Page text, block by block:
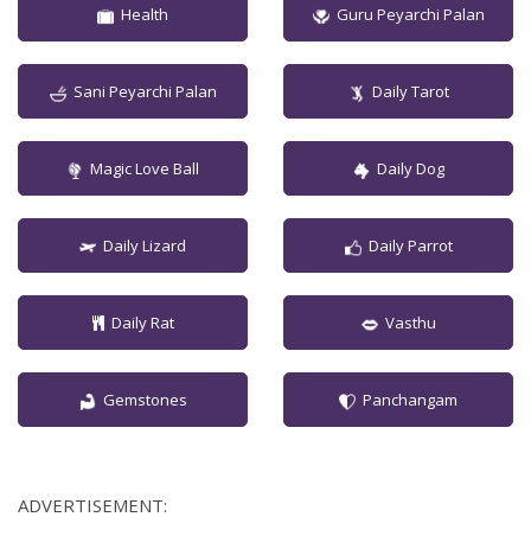
Health Guru Peyarchi Palan
Sani Peyarchi Palan Daily Tarot
Magic Love Ball Daily Dog
Daily Lizard Daily Parrot
Daily Rat Vasthu
Gemstones Panchangam
ADVERTISEMENT: